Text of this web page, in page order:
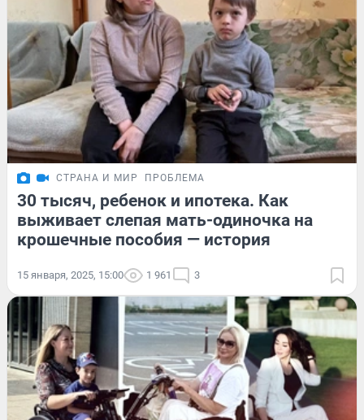
СТРАНА И МИР ПРОБЛЕМА
30 тысяч, ребенок и ипотека. Как
выживает слепая мать-одиночка на
крошечные пособия — история
15 января, 2025, 15:00 1 961 3